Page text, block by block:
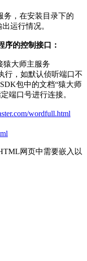
务，在安装目录下的
运行情况。
序的控制接口：
猿大师主服务
行，如默认侦听端口不
包中的文档“猿大师
端口号进行连接。
wordfull.html
网页中需要嵌入以